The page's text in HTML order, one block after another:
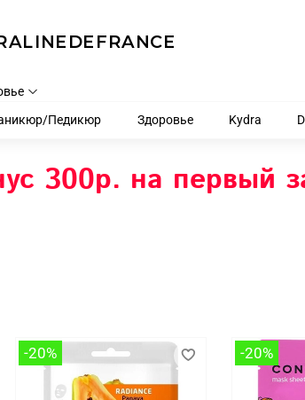
Педикюр Здоровье Kydra
300р. на первый
-20% -20%